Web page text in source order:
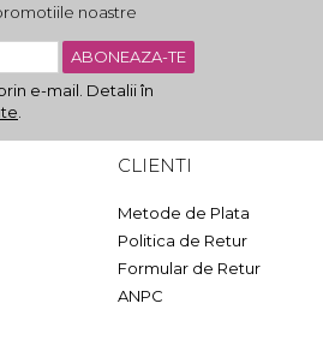
noastre
e-mail. Detalii în
CLIENTI
Metode de Plata
Politica de Retur
Formular de Retur
ANPC